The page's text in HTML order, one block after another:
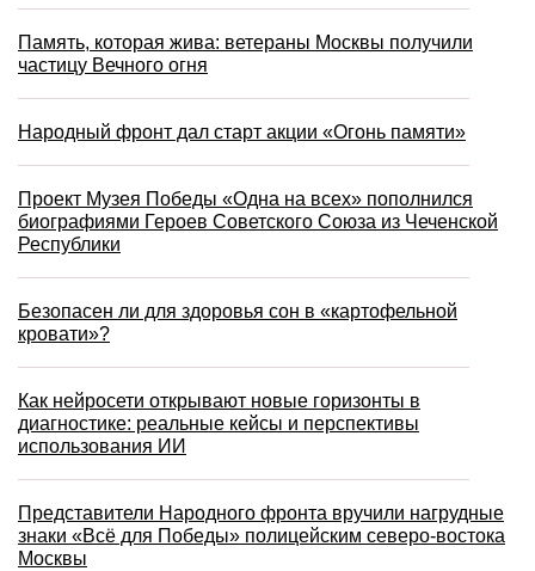
Память, которая жива: ветераны Москвы получили
частицу Вечного огня
Народный фронт дал старт акции «Огонь памяти»
Проект Музея Победы «Одна на всех» пополнился
биографиями Героев Советского Союза из Чеченской
Республики
Безопасен ли для здоровья сон в «картофельной
кровати»?
Как нейросети открывают новые горизонты в
диагностике: реальные кейсы и перспективы
использования ИИ
Представители Народного фронта вручили нагрудные
знаки «Всё для Победы» полицейским северо-востока
Москвы